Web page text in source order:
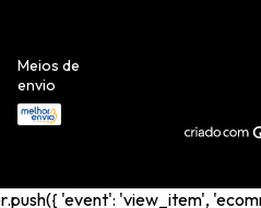
Meios de
envio
'event': 'view_item',